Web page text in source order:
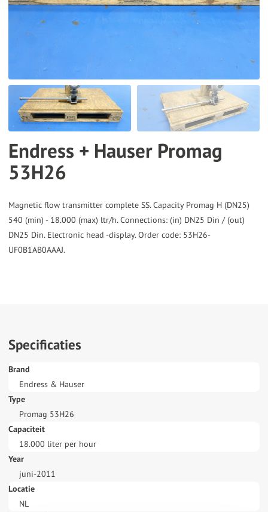
the
Touch
device
users
can
use
swipe
gestures.
Endress + Hauser Promag
53H26
Magnetic flow transmitter complete SS. Capacity Promag H (DN25)
540 (min) - 18.000 (max) ltr/h. Connections: (in) DN25 Din / (out)
DN25 Din. Electronic head -display. Order code: 53H26-
UF0B1AB0AAAJ.
Specificaties
Brand
Endress & Hauser
Type
Promag 53H26
Capaciteit
18.000 liter per hour
Year
juni-2011
Locatie
NL